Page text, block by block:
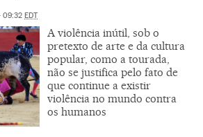
09:32 EDT
A violência inútil, sob o
pretexto de arte e da cultura
popular, como a tourada,
não se justifica pelo fato de
que continue a existir
violência no mundo contra
os humanos